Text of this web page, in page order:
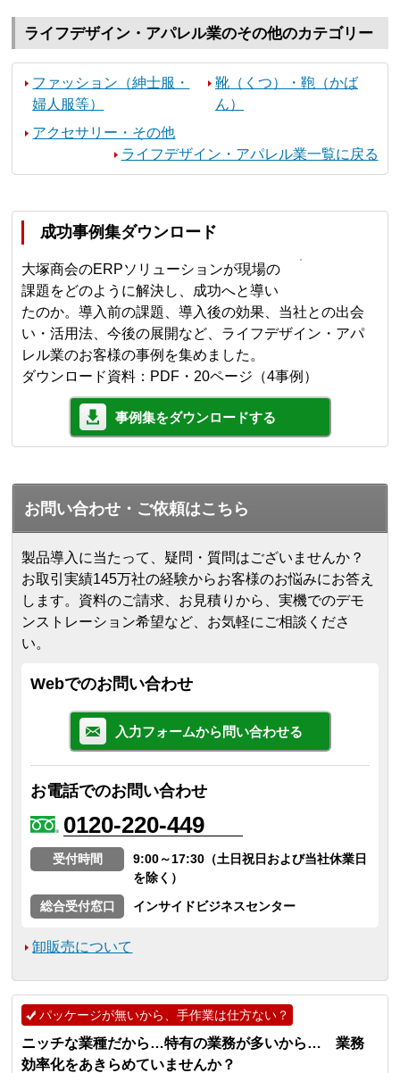
ライフデザイン・アパレル業のその他のカテゴリー
ファッション（紳士服・
婦人服等）
靴（くつ）・鞄（かば
ん）
アクセサリー・その他
ライフデザイン・アパレル業一覧に戻る
成功事例集ダウンロード
大塚商会のERPソリューションが現場の
課題をどのように解決し、成功へと導い
たのか。導入前の課題、導入後の効果、当社との出会
い・活用法、今後の展開など、ライフデザイン・アパ
レル業のお客様の事例を集めました。
ダウンロード資料：PDF・20ページ（4事例）
事例集をダウンロードする
お問い合わせ・ご依頼はこちら
製品導入に当たって、疑問・質問はございませんか？
お取引実績145万社の経験からお客様のお悩みにお答え
します。 資料のご請求、お見積りから、実機でのデモ
ンストレーション希望など、お気軽にご相談くださ
い。
Webでのお問い合わせ
入力フォームから問い合わせる
お電話でのお問い合わせ
0120-220-449
受付時間
9:00～17:30（土日祝日および当社休業日
を除く）
総合受付窓口
インサイドビジネスセンター
卸販売について
パッケージが無いから、手作業は仕方ない？
ニッチな業種だから…特有の業務が多いから… 業務
効率化をあきらめていませんか？